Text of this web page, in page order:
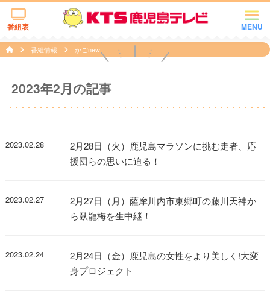
MENU
番組表
番組情報 かごnew
2023年2月の記事
2023.02.28
2月28日（火）鹿児島マラソンに挑む走者、応
援団らの思いに迫る！
2023.02.27
2月27日（月）薩摩川内市東郷町の藤川天神か
ら臥龍梅を生中継！
2023.02.24
2月24日（金）鹿児島の女性をより美しく!大変
身プロジェクト